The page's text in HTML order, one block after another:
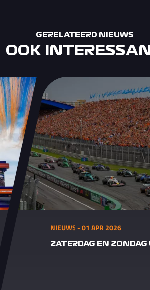
GERELATEERD NIEUWS
OOK
NIEUWS - 01 APR 2026
ZATERDAG EN ZONDAG